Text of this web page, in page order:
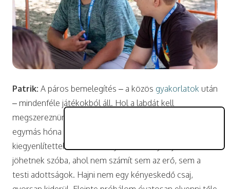
Patrik: A páros bemelegítés – a közös gyakorlatok után
– mindenféle játékokból áll. Hol a labdát kell
megszereznünk egymástól, hol ugyanazt kiütnünk
egymás hóna alól. Mivel nem minden párosnál
kiegyenlítettek az erőviszonyok, csak olyan játékok
jöhetnek szóba, ahol nem számít sem az erő, sem a
testi adottságok. Hajni nem egy kényeskedő csaj,